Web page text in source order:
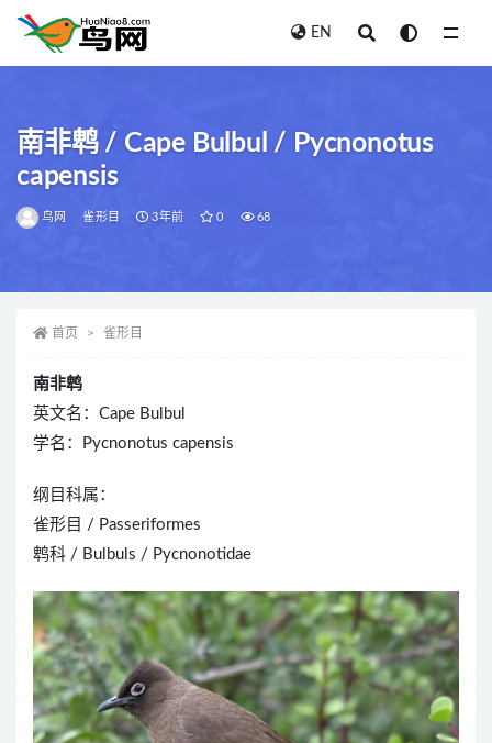
EN
南非鹎 / Cape Bulbul / Pycnonotus
capensis
鸟网 雀形目 3年前 0 68
首页 雀形目
南非鹎
英文名：Cape Bulbul
学名：Pycnonotus capensis
纲目科属：
雀形目 / Passeriformes
鹎科 / Bulbuls / Pycnonotidae